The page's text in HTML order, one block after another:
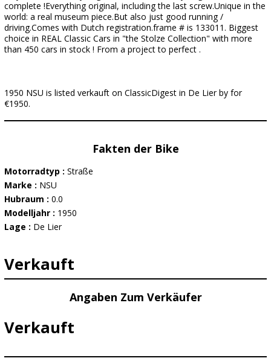
complete !Everything original, including the last screw.Unique in the
world: a real museum piece.But also just good running /
driving.Comes with Dutch registration.frame # is 133011. Biggest
choice in REAL Classic Cars in "the Stolze Collection" with more
than 450 cars in stock ! From a project to perfect .
1950 NSU is listed verkauft on ClassicDigest in De Lier by for
€1950.
Fakten der Bike
Motorradtyp : Straße
Marke : NSU
Hubraum : 0.0
Modelljahr : 1950
Lage : De Lier
Verkauft
Angaben Zum Verkäufer
Verkauft